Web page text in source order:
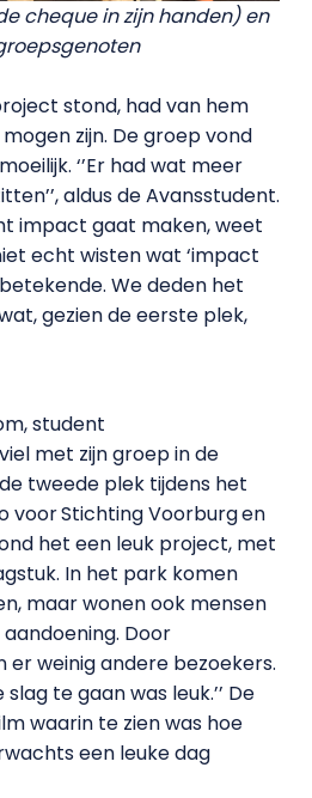
cheque in zijn handen) en
stond, had van hem
zijn. De groep vond
‘’Er had wat meer
aldus de Avansstudent.
impact gaat maken, weet
echt wisten wat ‘impact
We deden het
gezien de eerste plek,
student
met zijn groep in de
tweede plek tijdens het
voorStichting Voorburgen
het een leuk project, met
In het park komen
maar wonen ook mensen
Door
weinig andere bezoekers.
te gaan was leuk.’’ De
waarin te zien was hoe
een leuke dag